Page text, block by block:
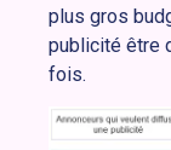
plus gros
publicité être
fois.